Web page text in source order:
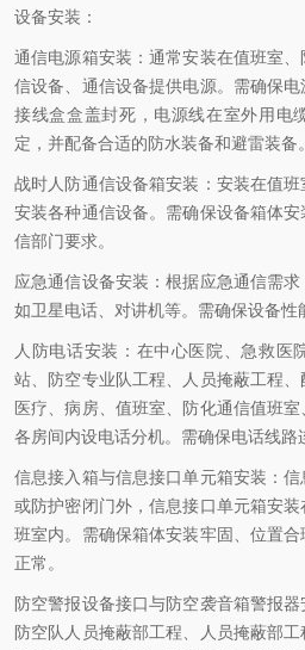
设备安装：
通信电源箱安装：通常安装在值班室
信设备、通信设备提供电源。需确保电
接线盒盒盖封死，电源线在室外用电
定，并配备合适的防水装备和避雷装备
战时人防通信设备箱安装：安装在值
安装各种通信设备。需确保设备箱体
信部门要求。
应急通信设备安装：根据应急通信需
如卫星电话、对讲机等。需确保设备性
人防电话安装：在中心医院、急救医
站、防空专业队工程、人员掩蔽工程、
医疗、病房、值班室、防化通信值班
各房间内设电话分机。需确保电话线路
信息接入箱与信息接口单元箱安装：
或防护密闭门外，信息接口单元箱安
班室内。需确保箱体安装牢固、位置
正常。
防空警报设备接口与防空袭音箱警报器
防空队人员掩蔽部工程、人员掩蔽部